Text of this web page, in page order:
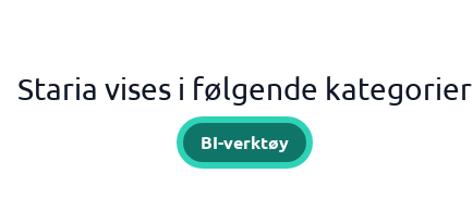
Staria vises i følgende kategorier
BI-verktøy